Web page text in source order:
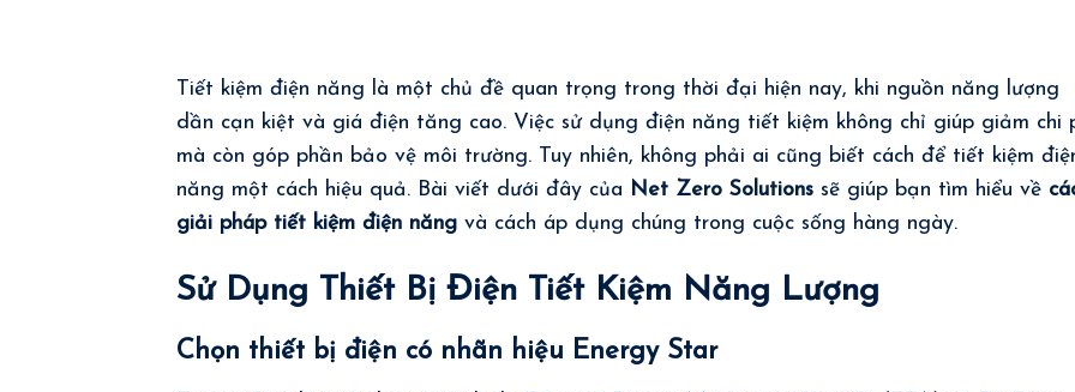
Tiết kiệm điện năng là một chủ đề quan trọng trong thời đại hiện nay, khi nguồn năng lượng
dần cạn kiệt và giá điện tăng cao. Việc sử dụng điện năng tiết kiệm không chỉ giúp giảm chi
mà còn góp phần bảo vệ môi trường. Tuy nhiên, không phải ai cũng biết cách để tiết kiệm
năng một cách hiệu quả. Bài viết dưới đây của
Net Zero Solutions sẽ giúp bạn tìm hiểu về
giải pháp tiết kiệm điện năng và cách áp dụng chúng trong cuộc sống hàng ngày.
Sử Dụng Thiết Bị Điện Tiết Kiệm Năng Lượng
Chọn thiết bị điện có nhãn hiệu Energy Star